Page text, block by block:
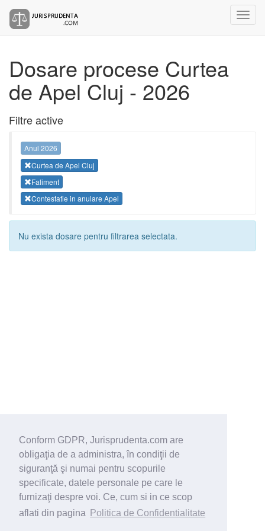
Conform GDPR, Jurisprudenta.com are
obligaţia de a administra, în condiţii de
siguranţă şi numai pentru scopurile
specificate, datele personale pe care le
furnizaţi despre voi. Ce, cum si in ce scop
aflati din pagina
Politica de Confidentialitate
Dosare procese Curtea
de Apel Cluj - 2026
Filtre active
Anul 2026
Curtea de Apel Cluj
Faliment
Contestatie in anulare Apel
Nu exista dosare pentru filtrarea selectata.